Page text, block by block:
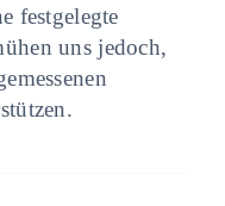
festgelegte
uns jedoch,